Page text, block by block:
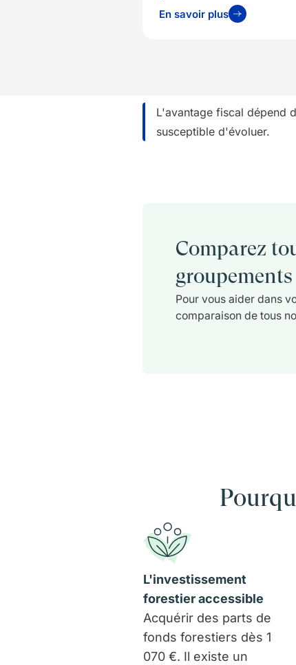
En savoir plus
L'avantage fiscal dépend
susceptible d'évoluer.
Comparez
Pour vous aider dans
comparaison de tous
L'investissement
forestier accessible
Acquérir des parts de
fonds forestiers dès 1
070 €. Il existe un